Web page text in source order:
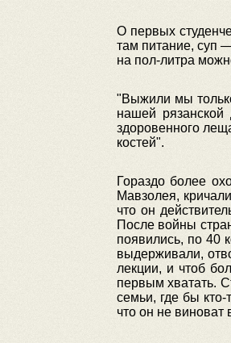
О первых
там питание, суп
на пол-литра
"Выжили мы
нашей
здоровенного
костей".
Гораздо более
Мавзолея,
что он
После войны
появились, по 40
выдерживали,
лекции, и чтоб
первым хватать.
семьи, где бы
что он не виноват